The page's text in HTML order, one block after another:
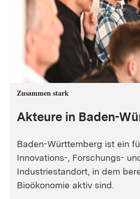
Zusammen stark
Akteure in Baden-
Baden-Württemberg ist ein
Innovations-, Forschungs-
Industriestandort, in dem
Bioökonomie aktiv sind.